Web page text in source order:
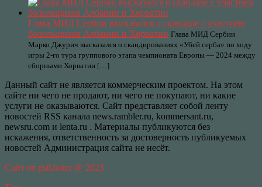
Глава МИД Сербии высказался о скандале с участием
болельщиков Албании и Хорватии Глава МИД Сербии
Марко Джурич высказался о скандированиях «Убей серба» по ходу
игры 2-го тура группового этапа чемпионата Европы — 2024 между
сборными Хорватии […]
Данный сайт не является коммерческим проектом. На этом
сайте ни чего не продают, ни чего не покупают, ни какие
услуги не оказываются. Сайт представляет собой ленту
новостей RSS канала news.rambler.ru, kommersant.ru,
newsru.com и lenta.ru . Материалы публикуются без
искажения, ответственность за достоверность публикуемых
новостей Администрация сайта не несёт.
Сайт от psikhoter @ 2023